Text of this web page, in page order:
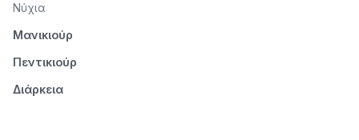
Νύχια
Μανικιούρ
Πεντικιούρ
Διάρκεια